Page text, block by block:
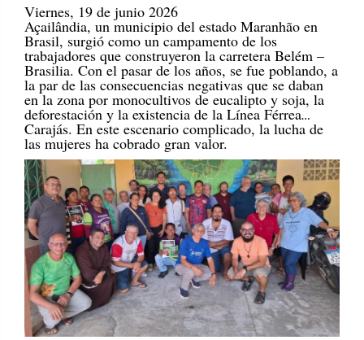
Viernes, 19 de junio 2026
Açailândia, un municipio del estado Maranhão en
Brasil, surgió como un campamento de los
trabajadores que construyeron la carretera Belém –
Brasilia. Con el pasar de los años, se fue poblando, a
la par de las consecuencias negativas que se daban
en la zona por monocultivos de eucalipto y soja, la
deforestación y la existencia de la Línea Férrea
Carajás. En este escenario complicado, la lucha de
las mujeres ha cobrado gran valor.